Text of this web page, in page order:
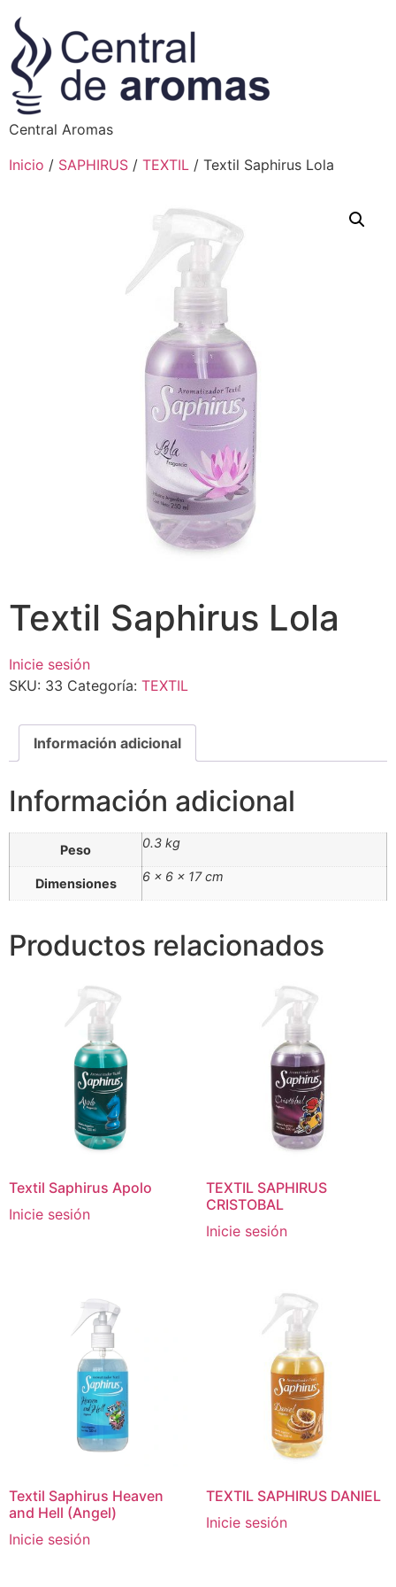
Central Aromas
Inicio / SAPHIRUS / TEXTIL / Textil Saphirus Lola
Textil Saphirus Lola
Inicie sesión
SKU: 33 Categoría: TEXTIL
Información adicional
Información adicional
Peso 0.3 kg
Dimensiones 6 × 6 × 17 cm
Productos relacionados
Textil Saphirus Apolo
Inicie sesión
TEXTIL SAPHIRUS
CRISTOBAL
Inicie sesión
Textil Saphirus Heaven
and Hell (Angel)
Inicie sesión
TEXTIL SAPHIRUS DANIEL
Inicie sesión